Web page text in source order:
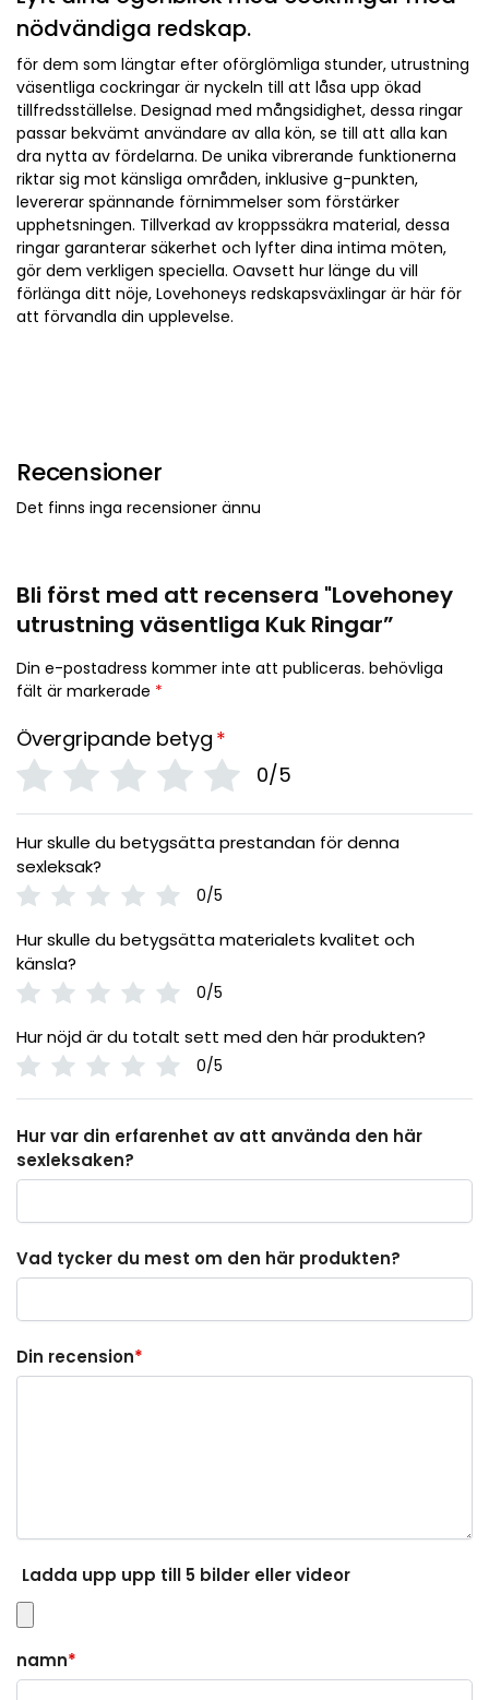
nödvändiga redskap.
för dem som längtar efter oförglömliga stunder, utrustning
väsentliga cockringar är nyckeln till att låsa upp ökad
tillfredsställelse. Designad med mångsidighet, dessa ringar
passar bekvämt användare av alla kön, se till att alla kan
dra nytta av fördelarna. De unika vibrerande funktionerna
riktar sig mot känsliga områden, inklusive g-punkten,
levererar spännande förnimmelser som förstärker
upphetsningen. Tillverkad av kroppssäkra material, dessa
ringar garanterar säkerhet och lyfter dina intima möten,
gör dem verkligen speciella. Oavsett hur länge du vill
förlänga ditt nöje, Lovehoneys redskapsväxlingar är här för
att förvandla din upplevelse.
Recensioner
Det finns inga recensioner ännu
Bli först med att recensera "Lovehoney
utrustning väsentliga Kuk Ringar”
Din e-postadress kommer inte att publiceras. behövliga
fält är markerade *
Övergripande betyg *
0/5
Hur skulle du betygsätta prestandan för denna
sexleksak?
0/5
Hur skulle du betygsätta materialets kvalitet och
känsla?
0/5
Hur nöjd är du totalt sett med den här produkten?
0/5
Hur var din erfarenhet av att använda den här
sexleksaken?
Vad tycker du mest om den här produkten?
Din recension*
Ladda upp upp till 5 bilder eller videor
namn*